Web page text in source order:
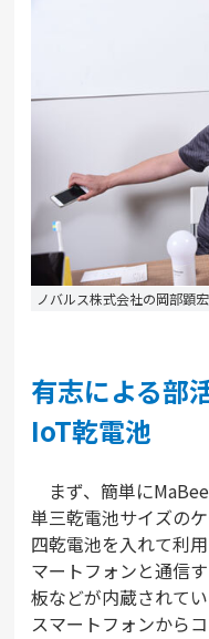
ノバルス株式会社の岡部顕
有志による部
IoT乾電池
まず、簡単に
単三乾電池サイズの
四乾電池を入れて利
マートフォンと通信
板などが内蔵されて
スマートフォンから